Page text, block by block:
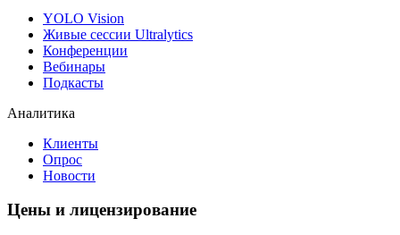
YOLO Vision
Живые сессии Ultralytics
Конференции
Вебинары
Подкасты
Аналитика
Клиенты
Опрос
Новости
Цены и лицензирование